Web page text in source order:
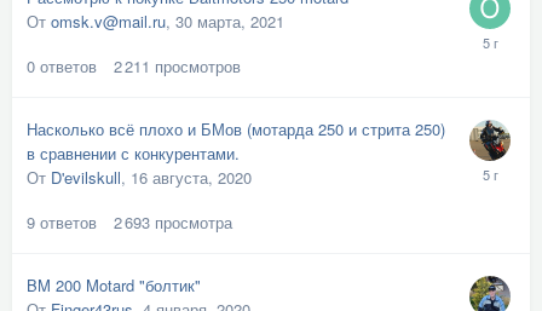
От omsk.v@mail.ru, 30 марта, 2021
0 ответов 2 211 просмотров
Насколько всё плохо и БМов (мотарда 250 и стрита 250)
в сравнении с конкурентами.
От D'evilskull, 16 августа, 2020
9 ответов 2 693 просмотра
BM 200 Motard "болтик"